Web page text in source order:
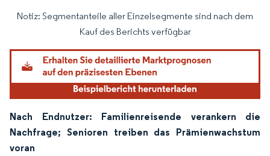
Bild © Mordor Intelligence. Wiederverwendung erfordert Namensnennung
Notiz: Segmentanteile aller Einzelsegmente sind nach dem
Kauf des Berichts verfügbar
Nach Endnutzer: Familienreisende verankern die
Nachfrage; Senioren treiben das Prämienwachstum
voran